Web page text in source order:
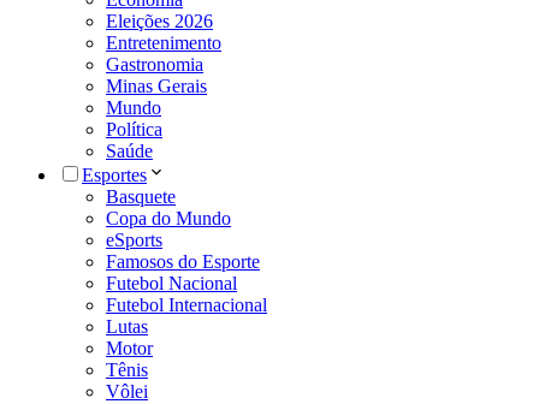
Eleições 2026
Entretenimento
Gastronomia
Minas Gerais
Mundo
Política
Saúde
Esportes
Basquete
Copa do Mundo
eSports
Famosos do Esporte
Futebol Nacional
Futebol Internacional
Lutas
Motor
Tênis
Vôlei